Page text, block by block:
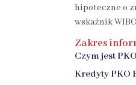
hipoteczne o
wskaźnik
Zakres
Czym jest
Kredyty PKO